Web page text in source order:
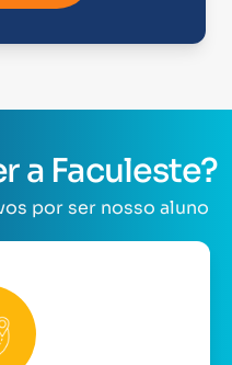
a Faculeste?
por ser nosso aluno